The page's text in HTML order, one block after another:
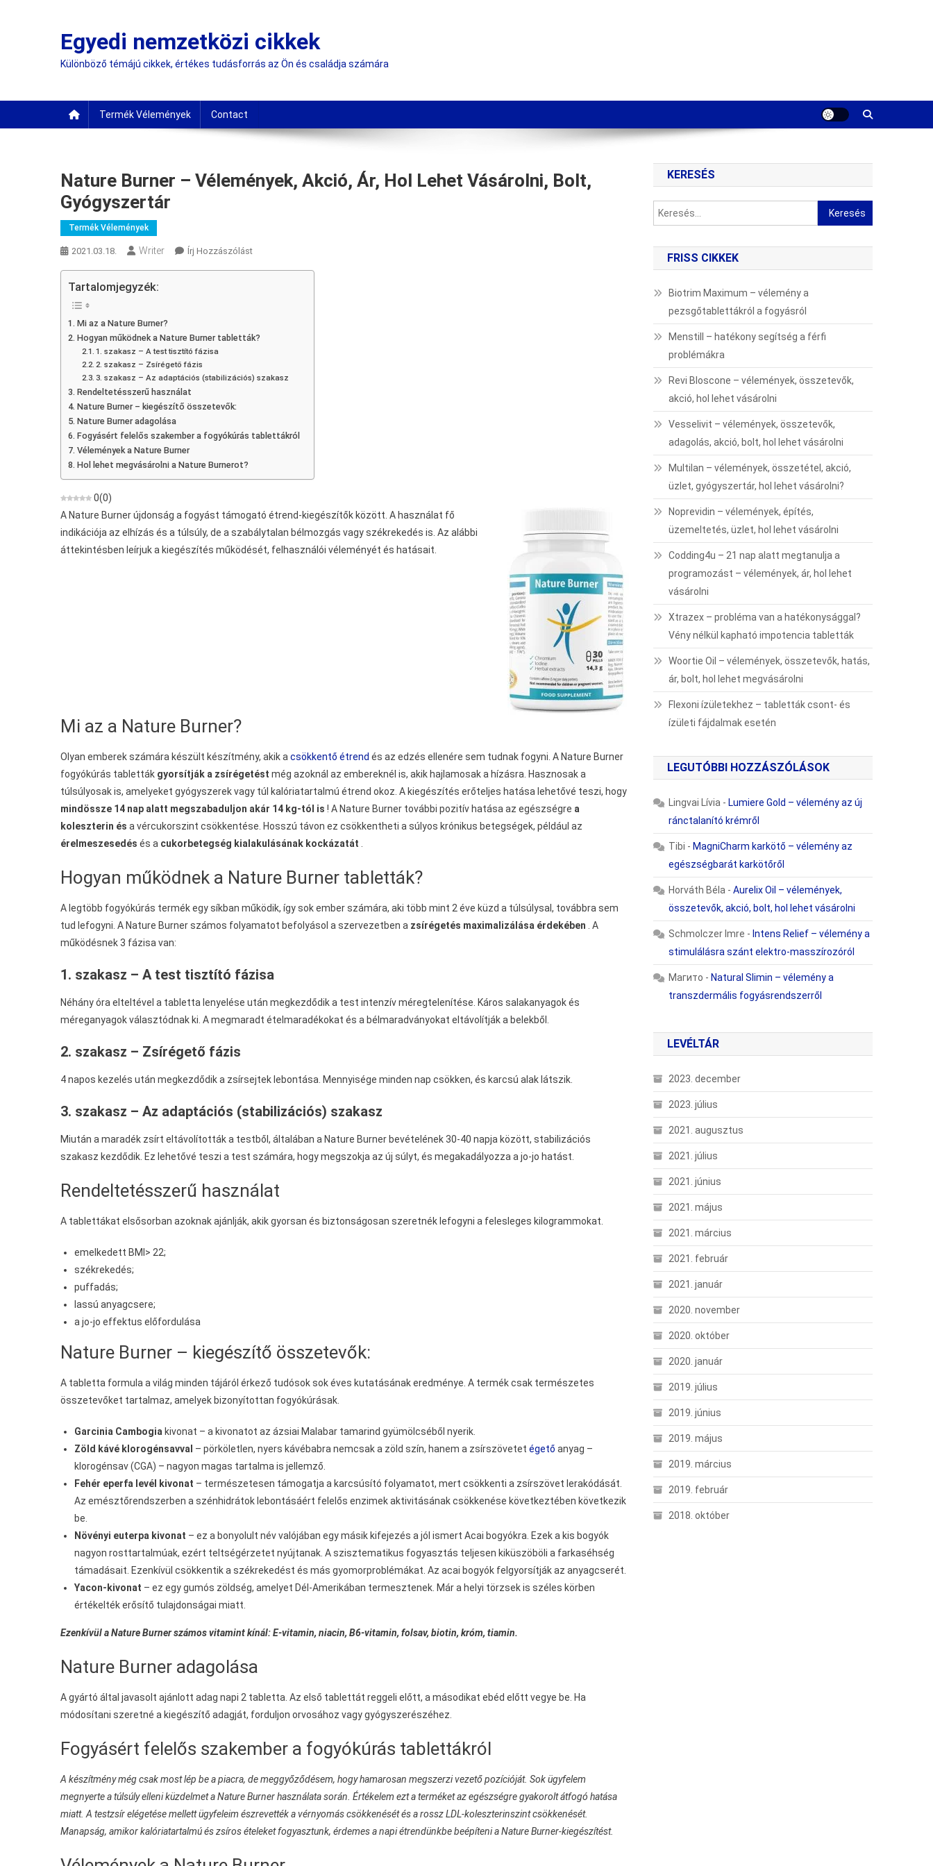
Egyedi nemzetközi cikkek
Különböző témájú cikkek, értékes tudásforrás az Ön és családja számára
Termék Vélemények Contact
Nature Burner – Vélemények, Akció, Ár, Hol Lehet Vásárolni, Bolt,
Gyógyszertár
Termék Vélemények
2021.03.18. Writer Írj HozzászólástOn
Lehet
Tartalomjegyzék:
Mi az a Nature Burner?
Hogyan működnek a Nature Burner tabletták?
1. szakasz – A test tisztító fázisa
2. szakasz – Zsírégető fázis
3. szakasz – Az adaptációs (stabilizációs) szakasz
Rendeltetésszerű használat
Nature Burner – kiegészítő összetevők:
Nature Burner adagolása
Fogyásért felelős szakember a fogyókúrás tablettákról
Vélemények a Nature Burner
Hol lehet megvásárolni a Nature Burnerot?
0(0)
A Nature Burner újdonság a fogyást támogató étrend-kiegészítők között. A használat fő
indikációja az elhízás és a túlsúly, de a szabálytalan bélmozgás vagy székrekedés is. Az alábbi
áttekintésben leírjuk a kiegészítés működését, felhasználói véleményét és hatásait.
Mi az a Nature Burner?
Olyan emberek számára készült készítmény, akik a csökkentő étrend és az edzés ellenére sem tudnak fogyni. A Nature Burner
fogyókúrás tabletták gyorsítják a zsírégetést még azoknál az embereknél is, akik hajlamosak a hízásra. Hasznosak a
túlsúlyosak is, amelyeket gyógyszerek vagy túl kalóriatartalmú étrend okoz. A kiegészítés erőteljes hatása lehetővé teszi, hogy
mindössze 14 nap alatt megszabaduljon akár 14 kg-tól is ! A Nature Burner további pozitív hatása az egészségre a
koleszterin és a vércukorszint csökkentése. Hosszú távon ez csökkentheti a súlyos krónikus betegségek, például az
érelmeszesedés és a cukorbetegség kialakulásának kockázatát
Hogyan működnek a Nature Burner tabletták?
A legtöbb fogyókúrás termék egy síkban működik, így sok ember számára, aki több mint 2 éve küzd a túlsúlysal, továbbra sem
tud lefogyni. A Nature Burner számos folyamatot befolyásol a szervezetben a zsírégetés maximalizálása érdekében . A
működésnek 3 fázisa van:
1. szakasz – A test tisztító fázisa
Néhány óra elteltével a tabletta lenyelése után megkezdődik a test intenzív méregtelenítése. Káros salakanyagok és
méreganyagok választódnak ki. A megmaradt ételmaradékokat és a bélmaradványokat eltávolítják a belekből.
2. szakasz – Zsírégető fázis
4 napos kezelés után megkezdődik a zsírsejtek lebontása. Mennyisége minden nap csökken, és karcsú alak látszik.
3. szakasz – Az adaptációs (stabilizációs) szakasz
Miután a maradék zsírt eltávolították a testből, általában a Nature Burner bevételének 30-40 napja között, stabilizációs
szakasz kezdődik. Ez lehetővé teszi a test számára, hogy megszokja az új súlyt, és megakadályozza a jo-jo hatást.
Rendeltetésszerű használat
A tablettákat elsősorban azoknak ajánlják, akik gyorsan és biztonságosan szeretnék lefogyni a felesleges kilogrammokat.
emelkedett BMI> 22;
székrekedés;
puffadás;
lassú anyagcsere;
a jo-jo effektus előfordulása
Nature Burner – kiegészítő összetevők:
A tabletta formula a világ minden tájáról érkező tudósok sok éves kutatásának eredménye. A termék csak természetes
összetevőket tartalmaz, amelyek bizonyítottan fogyókúrásak.
Garcinia Cambogia kivonat – a kivonatot az ázsiai Malabar tamarind gyümölcséből nyerik.
Zöld kávé klorogénsavval – pörköletlen, nyers kávébabra nemcsak a zöld szín, hanem a zsírszövetet égető anyag –
klorogénsav (CGA) – nagyon magas tartalma is jellemző.
Fehér eperfa levél kivonat – természetesen támogatja a karcsúsító folyamatot, mert csökkenti a zsírszövet lerakódását.
Az emésztőrendszerben a szénhidrátok lebontásáért felelős enzimek aktivitásának csökkenése következtében következik
be.
Növényi euterpa kivonat – ez a bonyolult név valójában egy másik kifejezés a jól ismert Acai bogyókra. Ezek a kis bogyók
nagyon rosttartalmúak, ezért teltségérzetet nyújtanak. A szisztematikus fogyasztás teljesen kiküszöböli a farkaséhség
támadásait. Ezenkívül csökkentik a székrekedést és más gyomorproblémákat. Az acai bogyók felgyorsítják az anyagcserét.
Yacon-kivonat – ez egy gumós zöldség, amelyet Dél-Amerikában termesztenek. Már a helyi törzsek is széles körben
értékelték erősítő tulajdonságai miatt.
Ezenkívül a Nature Burner számos vitamint kínál: E-vitamin, niacin, B6-vitamin, folsav, biotin, króm, tiamin.
Nature Burner adagolása
A gyártó által javasolt ajánlott adag napi 2 tabletta. Az első tablettát reggeli előtt, a másodikat ebéd előtt vegye be. Ha
módosítani szeretné a kiegészítő adagját, forduljon orvosához vagy gyógyszerészéhez.
Fogyásért felelős szakember a fogyókúrás tablettákról
A készítmény még csak most lép be a piacra, de meggyőződésem, hogy hamarosan megszerzi vezető pozícióját. Sok ügyfelem
megnyerte a túlsúly elleni küzdelmet a Nature Burner használata során. Értékelem ezt a terméket az egészségre gyakorolt átfogó hatása
miatt. A testzsír elégetése mellett ügyfeleim észrevették a vérnyomás csökkenését és a rossz LDL-koleszterinszint csökkenését.
Manapság, amikor kalóriatartalmú és zsíros ételeket fogyasztunk, érdemes a napi étrendünkbe beépíteni a Nature Burner-kiegészítést.
KERESÉS
Keresés:
FRISS CIKKEK
Biotrim Maximum – vélemény a
pezsgőtablettákról a fogyásról
Menstill – hatékony segítség a férfi
problémákra
Revi Bloscone – vélemények, összetevők,
akció, hol lehet vásárolni
Vesselivit – vélemények, összetevők,
adagolás, akció, bolt, hol lehet vásárolni
Multilan – vélemények, összetétel, akció,
üzlet, gyógyszertár, hol lehet vásárolni?
Noprevidin – vélemények, építés,
üzemeltetés, üzlet, hol lehet vásárolni
Codding4u – 21 nap alatt megtanulja a
programozást – vélemények, ár, hol lehet
vásárolni
Xtrazex – probléma van a hatékonysággal?
Vény nélkül kapható impotencia tabletták
Woortie Oil – vélemények, összetevők, hatás,
ár, bolt, hol lehet megvásárolni
Flexoni ízületekhez – tabletták csont- és
ízületi fájdalmak esetén
LEGUTÓBBI HOZZÁSZÓLÁSOK
Lingvai Lívia - Lumiere Gold – vélemény az új
ránctalanító krémről
Tibi - MagniCharm karkötő – vélemény az
egészségbarát karkötőről
Horváth Béla -Aurelix Oil – vélemények,
összetevők, akció, bolt, hol lehet vásárolni
Schmolczer Imre - Intens Relief – vélemény a
stimulálásra szánt elektro-masszírozóról
Магито - Natural Slimin – vélemény a
transzdermális fogyásrendszerről
LEVÉLTÁR
2023. december
2023. július
2021. augusztus
2021. július
2021. június
2021. május
2021. március
2021. február
2021. január
2020. november
2020. október
2020. január
2019. július
2019. június
2019. május
2019. március
2019. február
2018. október